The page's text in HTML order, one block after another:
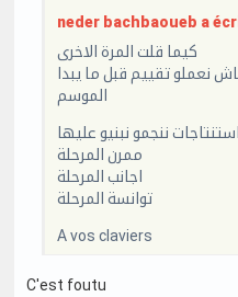
neder bachbaoueb a
كيما قلت المرة الاخرى
نعملو تقييم قبل ما يبدا
الموسم
ننجمو نبنيو عليها
ممرن المرحلة
اجانب المرحلة
توانسة المرحلة
A vos claviers
C'est foutu